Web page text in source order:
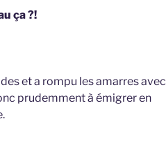
ça ?!
et a rompu les amarres avec
prudemment à émigrer en